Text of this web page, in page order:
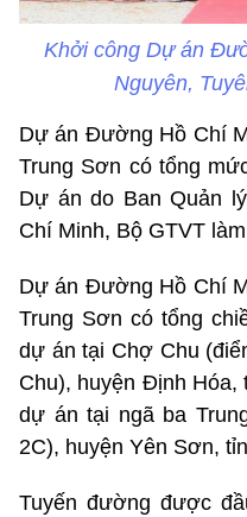
Khởi công Dự án
Nguyên,
Dự án Đường Hồ Chí
Trung Sơn có tổng
Dự án do Ban Quản
Chí Minh, Bộ GTVT
Dự án Đường Hồ Chí
Trung Sơn có tổng
dự án tại Chợ Chu
Chu), huyện Định Hóa,
dự án tại ngã ba
2C), huyện Yên Sơn,
Tuyến đường được